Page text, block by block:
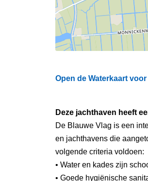
Open de Waterkaart
Deze jachthaven heeft
De Blauwe Vlag is een
en jachthavens die
volgende criteria voldoen:
• Water en kades zijn
• Goede hygiënische